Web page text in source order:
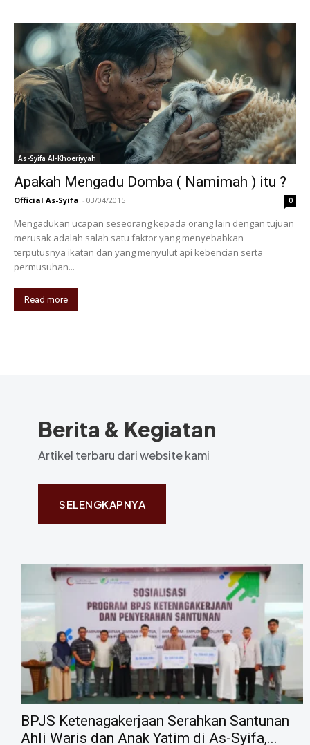
As-Syifa Al-Khoeriyyah
Apakah Mengadu Domba ( Namimah ) itu ?
Official As-Syifa - 03/04/2015 0
Mengadukan ucapan seseorang kepada orang lain dengan tujuan
merusak adalah salah satu faktor yang menyebabkan
terputusnya ikatan dan yang menyulut api kebencian serta
permusuhan...
Read more
Berita & Kegiatan
Artikel terbaru dari website kami
SELENGKAPNYA
BPJS Ketenagakerjaan Serahkan Santunan
Ahli Waris dan Anak Yatim di As-Syifa,...